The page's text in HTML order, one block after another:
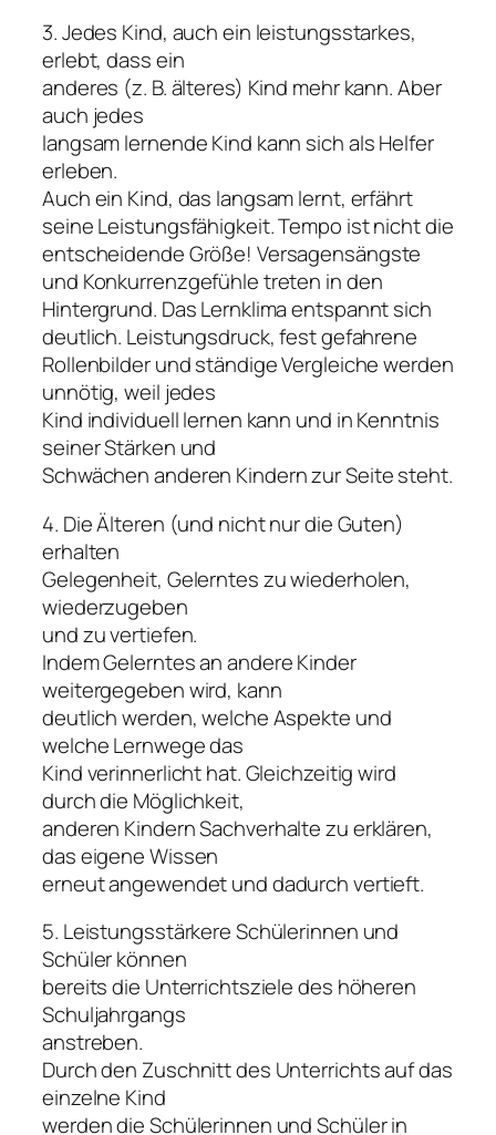
3. Jedes Kind, auch ein leistungsstarkes,
erlebt, dass ein
anderes (z. B. älteres) Kind mehr kann. Aber
auch jedes
langsam lernende Kind kann sich als Helfer
erleben.
Auch ein Kind, das langsam lernt, erfährt
seine Leistungsfähigkeit. Tempo ist nicht die
entscheidende Größe! Versagensängste
und Konkurrenzgefühle treten in den
Hintergrund. Das Lernklima entspannt sich
deutlich. Leistungsdruck, fest gefahrene
Rollenbilder und ständige Vergleiche werden
unnötig, weil jedes
Kind individuell lernen kann und in Kenntnis
seiner Stärken und
Schwächen anderen Kindern zur Seite steht.
4. Die Älteren (und nicht nur die Guten)
erhalten
Gelegenheit, Gelerntes zu wiederholen,
wiederzugeben
und zu vertiefen.
Indem Gelerntes an andere Kinder
weitergegeben wird, kann
deutlich werden, welche Aspekte und
welche Lernwege das
Kind verinnerlicht hat. Gleichzeitig wird
durch die Möglichkeit,
anderen Kindern Sachverhalte zu erklären,
das eigene Wissen
erneut angewendet und dadurch vertieft.
5. Leistungsstärkere Schülerinnen und
Schüler können
bereits die Unterrichtsziele des höheren
Schuljahrgangs
anstreben.
Durch den Zuschnitt des Unterrichts auf das
einzelne Kind
werden die Schülerinnen und Schüler in